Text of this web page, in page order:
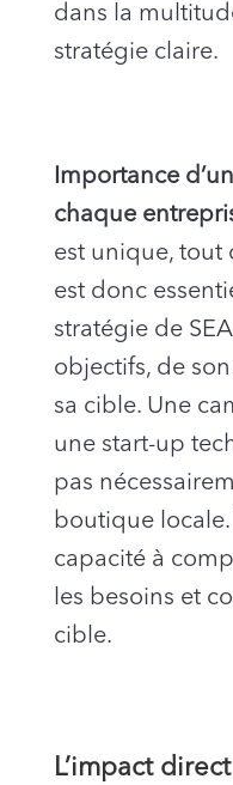
dans la
stratégie claire.
Importance
chaque
est unique, tout
est donc
stratégie de
objectifs, de
sa cible. Une
une start-up
pas
boutique
capacité à
les besoins et
cible.
L’impact